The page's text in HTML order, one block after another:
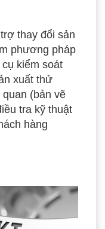
thay đổi sản
phương pháp
kiểm soát
xuất thử
(bản vẽ
tra kỹ thuật
hàng